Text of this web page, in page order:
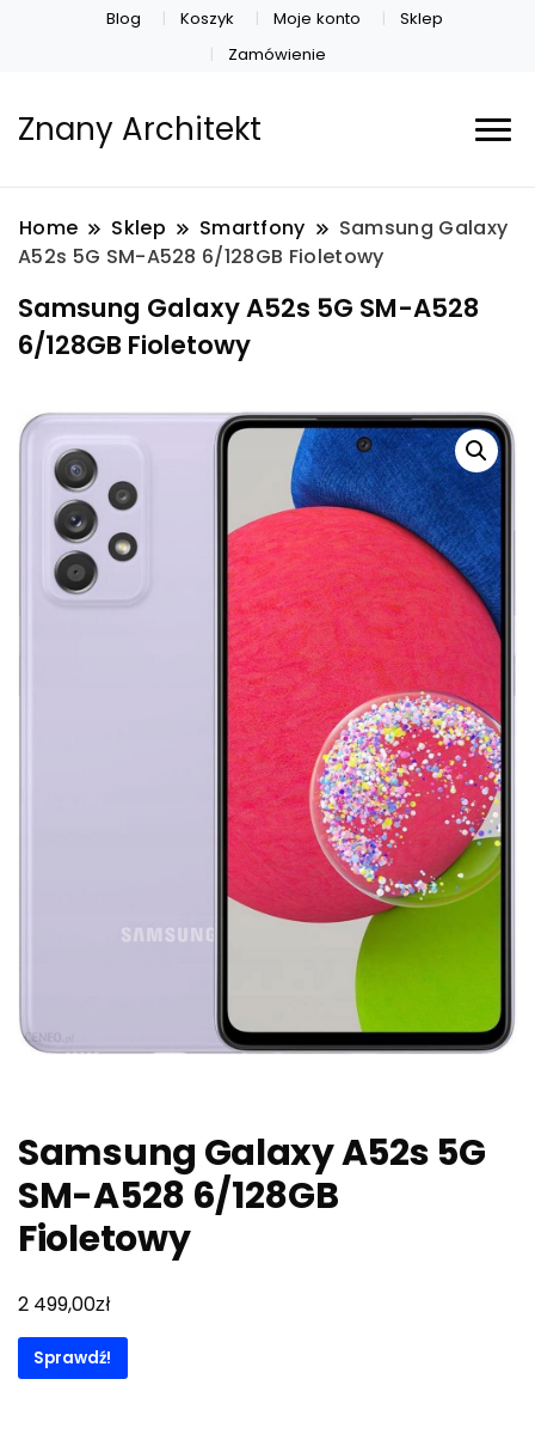
Blog Koszyk Moje konto
Sklep
Zamówienie
Znany Architekt
Home Sklep Smartfony
Samsung Galaxy
A52s 5G SM-A528 6/128GB Fioletowy
Samsung Galaxy A52s 5G SM-A528
6/128GB Fioletowy
Samsung Galaxy A52s 5G
SM-A528 6/128GB
Fioletowy
2 499,00zł
Sprawdź!